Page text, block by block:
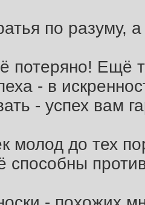
по разуму,
потеряно! Ещё
- в
- успех вам
молод до тех